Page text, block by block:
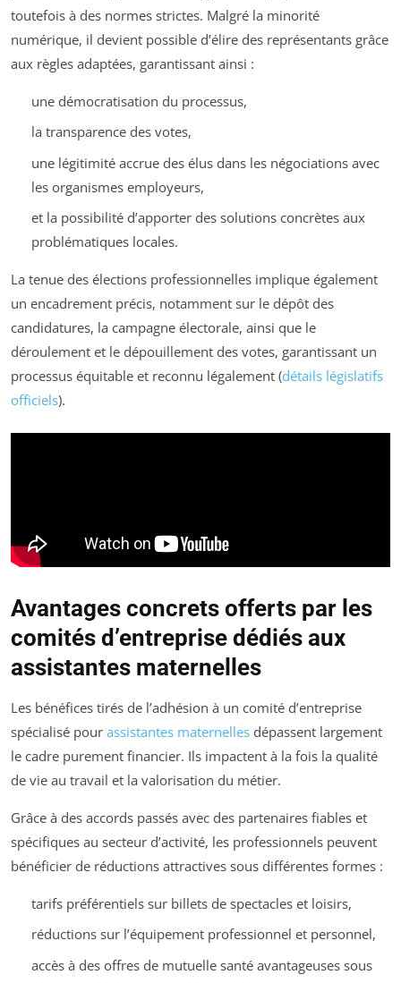
toutefois à des normes strictes. Malgré la minorité
numérique, il devient possible d’élire des représentants grâce
aux règles adaptées, garantissant ainsi :
une démocratisation du processus,
la transparence des votes,
une légitimité accrue des élus dans les négociations avec
les organismes employeurs,
et la possibilité d’apporter des solutions concrètes aux
problématiques locales.
La tenue des élections professionnelles implique également
un encadrement précis, notamment sur le dépôt des
candidatures, la campagne électorale, ainsi que le
déroulement et le dépouillement des votes, garantissant un
processus équitable et reconnu légalement (détails législatifs
officiels).
Avantages concrets offerts par les
comités d’entreprise dédiés aux
assistantes maternelles
Les bénéfices tirés de l’adhésion à un comité d’entreprise
spécialisé pour assistantes maternelles dépassent largement
le cadre purement financier. Ils impactent à la fois la qualité
de vie au travail et la valorisation du métier.
Grâce à des accords passés avec des partenaires fiables et
spécifiques au secteur d’activité, les professionnels peuvent
bénéficier de réductions attractives sous différentes formes :
tarifs préférentiels sur billets de spectacles et loisirs,
réductions sur l’équipement professionnel et personnel,
accès à des offres de mutuelle santé avantageuses sous